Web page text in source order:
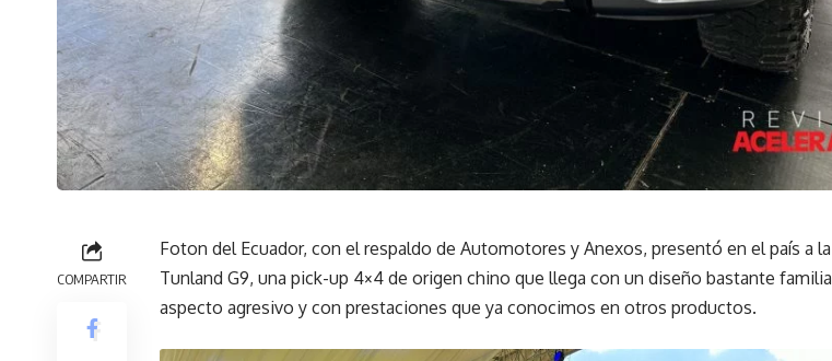
COMPARTIR
Foton del Ecuador, con el respaldo de Automotores y Anexos, presentó en el país a
Tunland G9, una pick-up 4×4 de origen chino que llega con un diseño bastante
aspecto agresivo y con prestaciones que ya conocimos en otros productos.